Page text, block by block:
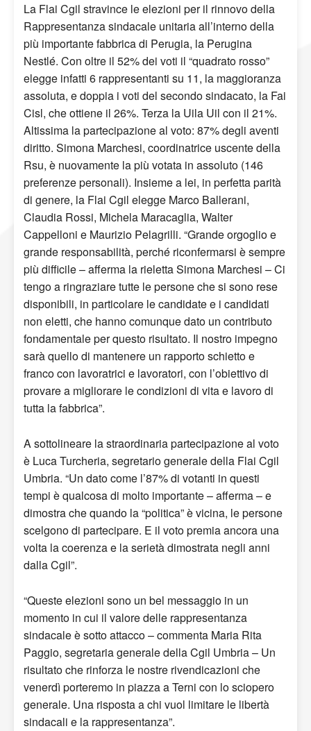
La Flai Cgil stravince le elezioni per il rinnovo della
Rappresentanza sindacale unitaria all’interno della
più importante fabbrica di Perugia, la Perugina
Nestlé. Con oltre il 52% dei voti il “quadrato rosso”
elegge infatti 6 rappresentanti su 11, la maggioranza
assoluta, e doppia i voti del secondo sindacato, la Fai
Cisl, che ottiene il 26%. Terza la Uila Uil con il 21%.
Altissima la partecipazione al voto: 87% degli aventi
diritto. Simona Marchesi, coordinatrice uscente della
Rsu, è nuovamente la più votata in assoluto (146
preferenze personali). Insieme a lei, in perfetta parità
di genere, la Flai Cgil elegge Marco Ballerani,
Claudia Rossi, Michela Maracaglia, Walter
Cappelloni e Maurizio Pelagrilli. “Grande orgoglio e
grande responsabilità, perché riconfermarsi è sempre
più difficile – afferma la rieletta Simona Marchesi – Ci
tengo a ringraziare tutte le persone che si sono rese
disponibili, in particolare le candidate e i candidati
non eletti, che hanno comunque dato un contributo
fondamentale per questo risultato. Il nostro impegno
sarà quello di mantenere un rapporto schietto e
franco con lavoratrici e lavoratori, con l’obiettivo di
provare a migliorare le condizioni di vita e lavoro di
tutta la fabbrica”.
A sottolineare la straordinaria partecipazione al voto
è Luca Turcheria, segretario generale della Flai Cgil
Umbria. “Un dato come l’87% di votanti in questi
tempi è qualcosa di molto importante – afferma – e
dimostra che quando la “politica” è vicina, le persone
scelgono di partecipare. E il voto premia ancora una
volta la coerenza e la serietà dimostrata negli anni
dalla Cgil”.
“Queste elezioni sono un bel messaggio in un
momento in cui il valore delle rappresentanza
sindacale è sotto attacco – commenta Maria Rita
Paggio, segretaria generale della Cgil Umbria – Un
risultato che rinforza le nostre rivendicazioni che
venerdì porteremo in piazza a Terni con lo sciopero
generale. Una risposta a chi vuol limitare le libertà
sindacali e la rappresentanza”.